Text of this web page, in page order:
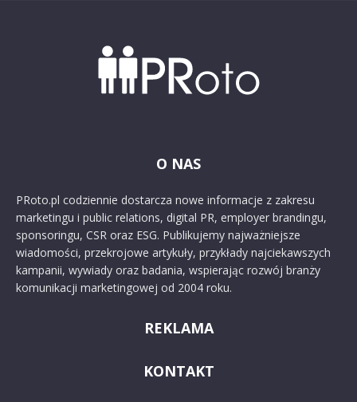
O NAS
PRoto.pl codziennie dostarcza nowe informacje z zakresu
marketingu i public relations, digital PR, employer brandingu,
sponsoringu, CSR oraz ESG. Publikujemy najważniejsze
wiadomości, przekrojowe artykuły, przykłady najciekawszych
kampanii, wywiady oraz badania, wspierając rozwój branży
komunikacji marketingowej od 2004 roku.
REKLAMA
KONTAKT